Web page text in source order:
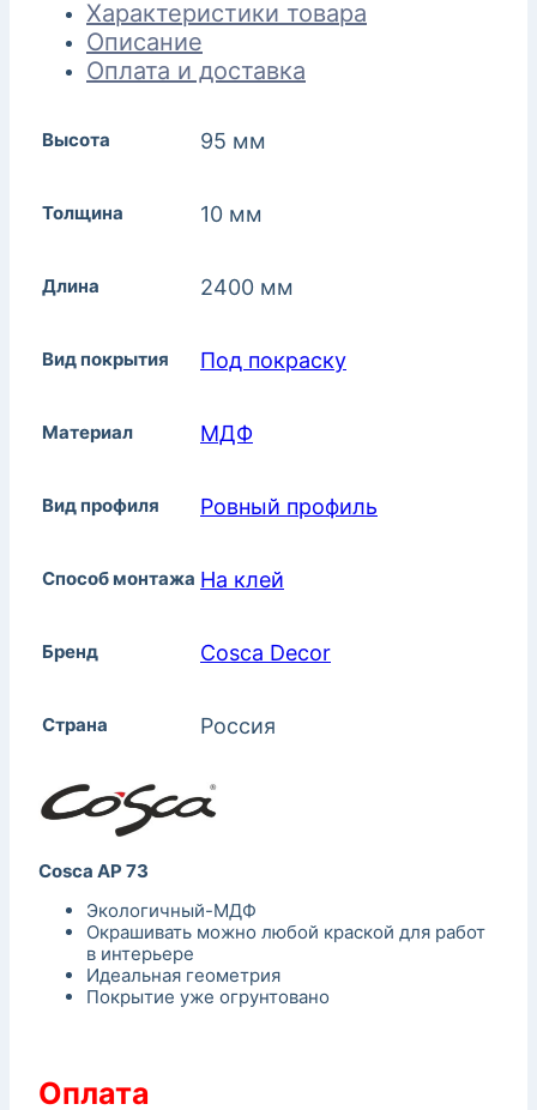
Характеристики товара
Описание
Оплата и доставка
Высота 95 мм
Толщина 10 мм
Длина 2400 мм
Вид покрытия Под покраску
Материал МДФ
Вид профиля Ровный профиль
Способ монтажа На клей
Бренд Cosca Decor
Страна Россия
Cosca AP 73
Экологичный-МДФ
Окрашивать можно любой краской для работ
в интерьере
Идеальная геометрия
Покрытие уже огрунтовано
Оплата